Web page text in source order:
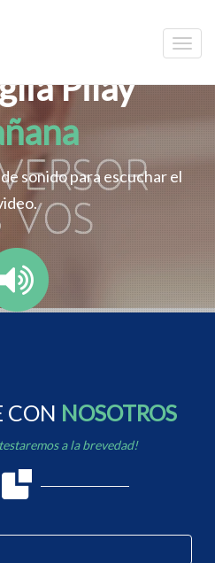
Pilay
sonido para escuchar el
CON NOSOTROS
a la brevedad!